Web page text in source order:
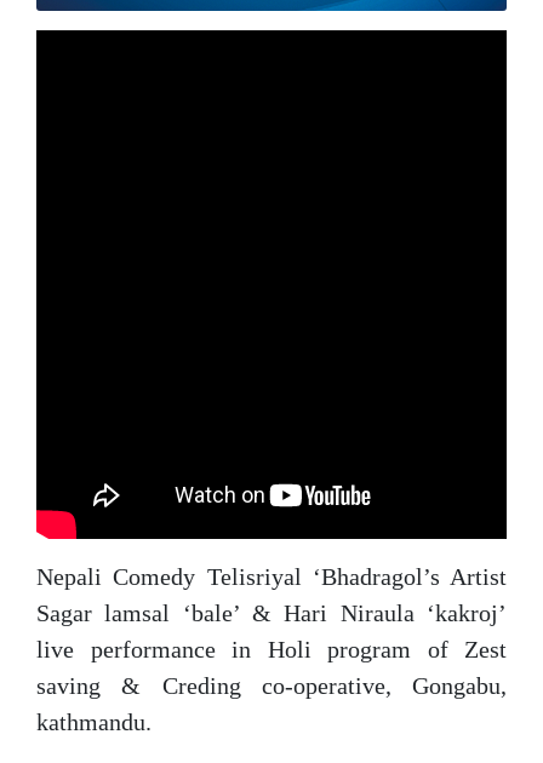
Nepali Comedy Telisriyal ‘Bhadragol’s Artist
Sagar lamsal ‘bale’ & Hari Niraula ‘kakroj’
live performance in Holi program of Zest
saving & Creding co-operative, Gongabu,
kathmandu.